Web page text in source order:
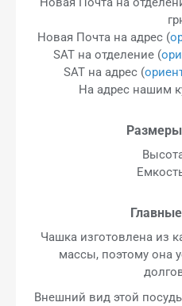
Новая Почта на адрес (
SAT на отделение (
SAT на адрес (
На адрес нашим
Чашка изготовлена из
массы, поэтому она
Внешний вид этой